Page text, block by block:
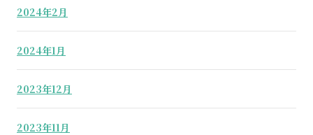
2024年2月
2024年1月
2023年12月
2023年11月